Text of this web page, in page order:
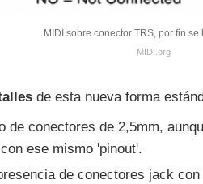
MIDI sobre conector TRS, por fin se
MIDI.org
de esta nueva forma
de conectores de 2,5mm,
ese mismo 'pinout'.
de conectores jack